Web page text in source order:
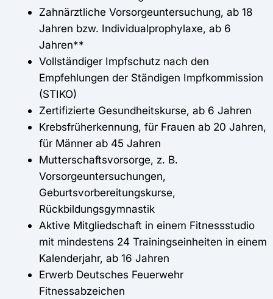
Zahnärztliche Vorsorgeuntersuchung, ab 18
Jahren bzw. Individualprophylaxe, ab 6
Jahren**
Vollständiger Impfschutz nach den
Empfehlungen der Ständigen Impfkommission
(STIKO)
Zertifizierte Gesundheitskurse, ab 6 Jahren
Krebsfrüherkennung, für Frauen ab 20 Jahren,
für Männer ab 45 Jahren
Mutterschaftsvorsorge, z. B.
Vorsorgeuntersuchungen,
Geburtsvorbereitungskurse,
Rückbildungsgymnastik
Aktive Mitgliedschaft in einem Fitnessstudio
mit mindestens 24 Trainingseinheiten in einem
Kalenderjahr, ab 16 Jahren
Erwerb Deutsches Feuerwehr
Fitnessabzeichen